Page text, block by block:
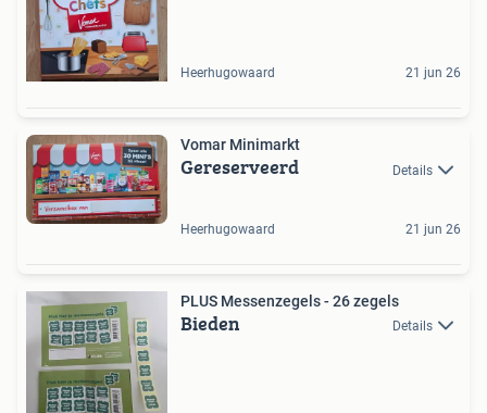
Heerhugowaard 21 jun 26
Vomar Minimarkt
Gereserveerd Details
Heerhugowaard 21 jun 26
PLUS Messenzegels - 26 zegels
Bieden Details